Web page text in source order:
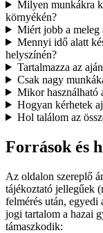
Milyen munkákra
környékén?
Miért jobb a meleg
Mennyi idő alatt
helyszínén?
Tartalmazza az
Csak nagy
Mikor használható
Hogyan kérhetek
Hol találom az
Források és
Az oldalon szereplő
tájékoztató jellegűek
felmérés után, egyedi
jogi tartalom a hazai
támaszkodik: